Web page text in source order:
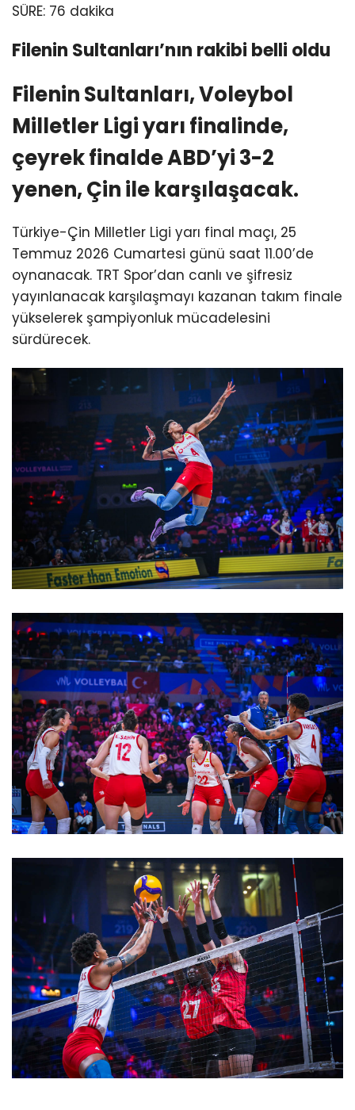
SÜRE: 76 dakika
Filenin Sultanları’nın rakibi belli oldu
Filenin Sultanları, Voleybol
Milletler Ligi yarı finalinde,
çeyrek finalde ABD’yi 3-2
yenen, Çin ile karşılaşacak.
Türkiye-Çin Milletler Ligi yarı final maçı, 25
Temmuz 2026 Cumartesi günü saat 11.00’de
oynanacak. TRT Spor’dan canlı ve şifresiz
yayınlanacak karşılaşmayı kazanan takım finale
yükselerek şampiyonluk mücadelesini
sürdürecek.